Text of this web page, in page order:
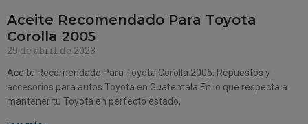
Aceite Recomendado Para Toyota
Corolla 2005
29 de abril de 2023
Aceite Recomendado Para Toyota Corolla 2005: Repuestos y
accesorios para autos Toyota en Guatemala En lo que respecta a
mantener tu Toyota en perfecto estado,